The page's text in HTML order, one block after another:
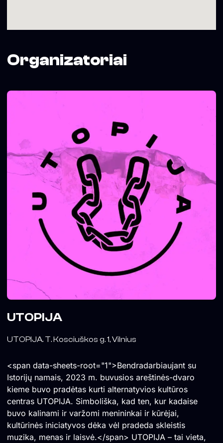
Organizatoriai
UTOPIJA
UTOPIJA. T. Kosciuškos g. 1, Vilnius
<span data-sheets-root="1">Bendradarbiaujant su
Istorijų namais, 2023 m. buvusios areštinės-dvaro
kieme buvo pradėtas kurti alternatyvios kultūros
centras UTOPIJA. Simboliška, kad ten, kur kadaise
buvo kalinami ir varžomi menininkai ir kūrėjai,
kultūrinės iniciatyvos dėka vėl pradeda skleistis
muzika, menas ir laisvė.</span> UTOPIJA – tai vieta,